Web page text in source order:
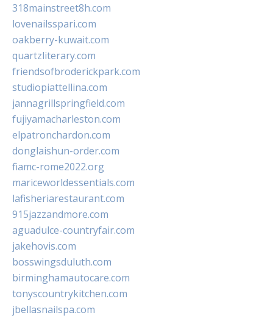
318mainstreet8h.com
lovenailsspari.com
oakberry-kuwait.com
quartzliterary.com
friendsofbroderickpark.com
studiopiattellina.com
jannagrillspringfield.com
fujiyamacharleston.com
elpatronchardon.com
donglaishun-order.com
fiamc-rome2022.org
mariceworldessentials.com
lafisheriarestaurant.com
915jazzandmore.com
aguadulce-countryfair.com
jakehovis.com
bosswingsduluth.com
birminghamautocare.com
tonyscountrykitchen.com
jbellasnailspa.com